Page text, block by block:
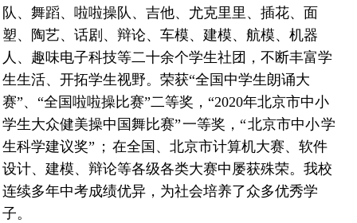
队、舞蹈、啦啦操队、吉他、尤克里里、插花、面
塑、陶艺、话剧、辩论、车模、建模、航模、机器
人、趣味电子科技等二十余个学生社团，不断丰富学
生生活、开拓学生视野。荣获“全国中学生朗诵大
赛”、“全国啦啦操比赛”二等奖，“2020年北京市中小
学生大众健美操中国舞比赛”一等奖， “北京市中小学
生科学建议奖”； 在全国、北京市计算机大赛、软件
设计、建模、辩论等各级各类大赛中屡获殊荣。我校
连续多年中考成绩优异，为社会培养了众多优秀学
子。